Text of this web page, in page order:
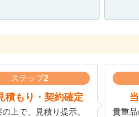
ステップ2
積もり・契約確定
上で、見積り提示。
貴重